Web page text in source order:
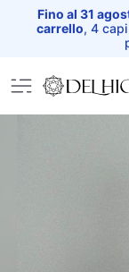
Fino al 31
carrello, 4
Home